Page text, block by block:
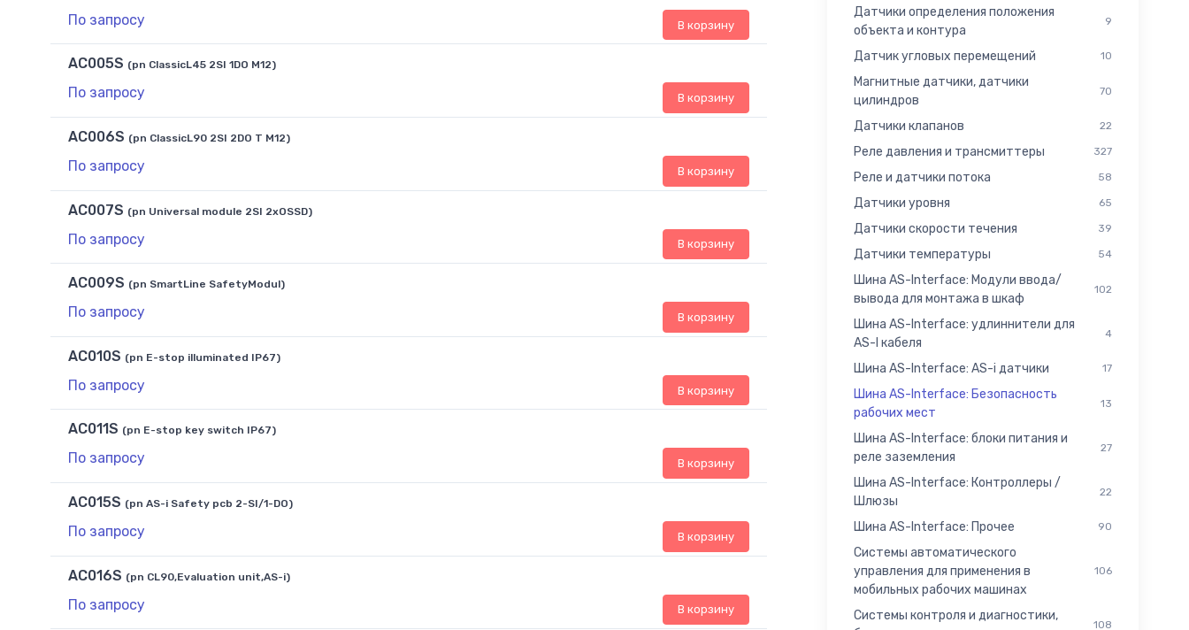
По запросу В корзину
AC005S (pn ClassicL45 2SI 1DO M12)
По запросу В корзину
AC006S (pn ClassicL90 2SI 2DO T M12)
По запросу В корзину
AC007S (pn Universal module 2SI 2xOSSD)
По запросу В корзину
AC009S (pn SmartLine SafetyModul)
По запросу В корзину
AC010S (pn E-stop illuminated IP67)
По запросу В корзину
AC011S (pn E-stop key switch IP67)
По запросу В корзину
AC015S (pn AS-i Safety pcb 2-SI/1-DO)
По запросу В корзину
AC016S (pn CL90,Evaluation unit,AS-i)
По запросу В корзину
Датчики определения положения
объекта и контура
9
Датчик угловых перемещений 10
Магнитные датчики, датчики
цилиндров
70
Датчики клапанов 22
Реле давления и трансмиттеры 327
Реле и датчики потока 58
Датчики уровня 65
Датчики скорости течения 39
Датчики температуры 54
Шина AS-Interface: Модули ввода/
вывода для монтажа в шкаф
102
Шина AS-Interface: удлиннители для
AS-I кабеля
4
Шина AS-Interface: AS-i датчики 17
Шина AS-Interface: Безопасность
рабочих мест
13
Шина AS-Interface: блоки питания и
реле заземления
27
Шина AS-Interface: Контроллеры /
Шлюзы
22
Шина AS-Interface: Прочее 90
Системы автоматического
управления для применения в
мобильных рабочих машинах
106
Системы контроля и диагностики,
108